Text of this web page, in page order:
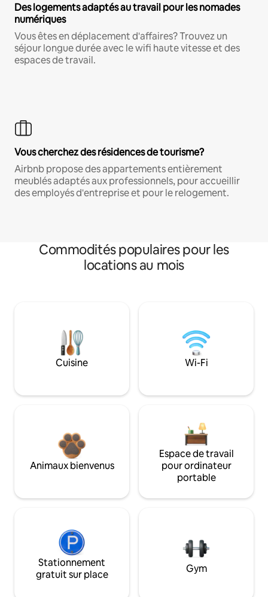
Des logements adaptés au travail pour les nomades
numériques
Vous êtes en déplacement d'affaires? Trouvez un
séjour longue durée avec le wifi haute vitesse et des
espaces de travail.
Vous cherchez des résidences de tourisme?
Airbnb propose des appartements entièrement
meublés adaptés aux professionnels, pour accueillir
des employés d'entreprise et pour le relogement.
Commodités populaires pour les
locations au mois
Cuisine Wi-Fi
Animaux bienvenus
Espace de travail
pour ordinateur
portable
Stationnement
gratuit sur place
Gym